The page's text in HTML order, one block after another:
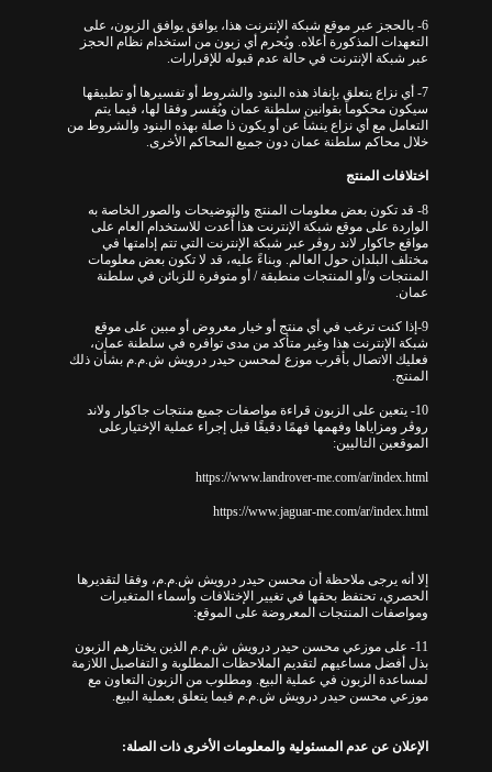
6- بالحجز عبر موقع شبكة الإنترنت هذا، يوافق يوافق الزبون، على
التعهدات المذكورة أعلاه. ويُحرم أي زبون من استخدام نظام الحجز
عبر شبكة الإنترنت في حالة عدم قبوله للإقرارات.
7- أي نزاع يتعلق بإنفاذ هذه البنود والشروط أو تفسيرها أو تطبيقها
سيكون محكوماً بقوانين سلطنة عمان ويُفسر وفقا لها، فيما يتم
التعامل مع أي نزاع ينشأ عن أو يكون ذا صلة بهذه البنود والشروط من
خلال محاكم سلطنة عمان دون جميع المحاكم الأخرى.
اختلافات المنتج
8- قد تكون بعض معلومات المنتج والتوضيحات والصور الخاصة به
الواردة على موقع شبكة الإنترنت هذا أُعدت للاستخدام العام على
مواقع جاكوار لاند روڤر عبر شبكة الإنترنت التي تتم إدامتها في
مختلف البلدان حول العالم. وبناءً عليه، قد لا تكون بعض معلومات
المنتجات و/أو المنتجات منطبقة / أو متوفرة للزبائن في سلطنة
عمان.
9-إذا كنت ترغب في أي منتج أو خيار معروض أو مبين على موقع
شبكة الإنترنت هذا وغير متأكد من مدى توافره في سلطنة عمان،
فعليك الاتصال بأقرب موزع لمحسن حيدر درويش ش.م.م بشأن ذلك
المنتج.
10- يتعين على الزبون قراءة مواصفات جميع منتجات جاكوار ولاند
روڤر ومزاياها وفهمها فهمًا دقيقًا قبل إجراء عملية الإختيارعلى
الموقعين التاليين:
https://www.landrover-me.com/ar/index.html
https://www.jaguar-me.com/ar/index.html
إلا أنه يرجى ملاحظة أن محسن حيدر درويش ش.م.م، وفقا لتقديرها
الحصري، تحتفظ بحقها في تغيير الإختلافات وأسماء المتغيرات
ومواصفات المنتجات المعروضة على الموقع:
11- على موزعي محسن حيدر درويش ش.م.م الذين يختارهم الزبون
بذل أفضل مساعيهم لتقديم الملاحظات المطلوبة و التفاصيل اللازمة
لمساعدة الزبون في عملية البيع. ومطلوب من الزبون التعاون مع
موزعي محسن حيدر درويش ش.م.م فيما يتعلق بعملية البيع.
الإعلان عن عدم المسئولية والمعلومات الأخرى ذات الصلة: